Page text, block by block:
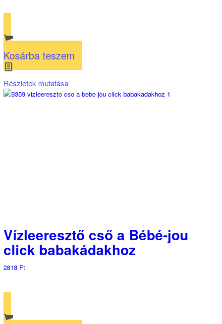
Kosárba teszem
Részletek mutatása
Vízleeresztő cső a Bébé-jou
click babakádakhoz
2818 Ft